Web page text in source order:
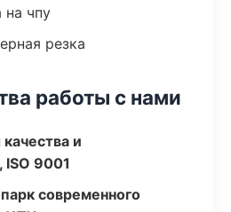
на чпу
резка
работы с нами
и
ISO 9001
современного